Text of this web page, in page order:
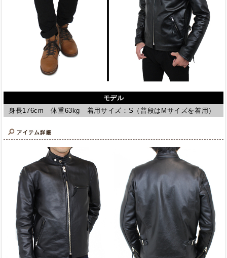
モデル
身長176cm 体重63kg 着用サイズ：S（普段はMサイズを着用）